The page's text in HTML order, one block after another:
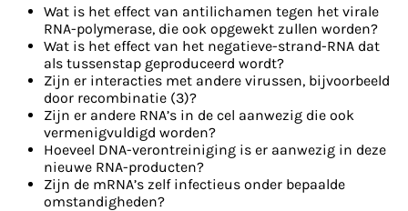
Wat is het effect van antilichamen tegen het virale
RNA-polymerase, die ook opgewekt zullen worden?
Wat is het effect van het negatieve-strand-RNA dat
als tussenstap geproduceerd wordt?
Zijn er interacties met andere virussen, bijvoorbeeld
door recombinatie (3)?
Zijn er andere RNA’s in de cel aanwezig die ook
vermenigvuldigd worden?
Hoeveel DNA-verontreiniging is er aanwezig in deze
nieuwe RNA-producten?
Zijn de mRNA’s zelf infectieus onder bepaalde
omstandigheden?